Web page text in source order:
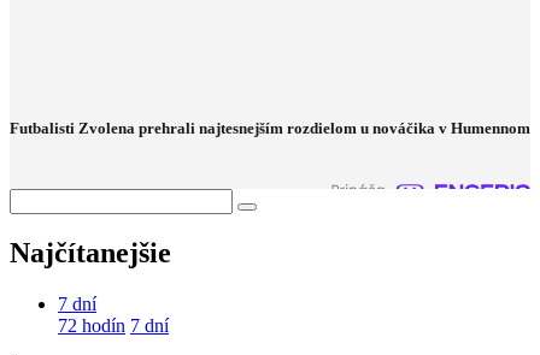
Futbalisti Zvolena prehrali najtesnejším rozdielom u nováčika v Humennom
Najčítanejšie
7 dní
72 hodín 7 dní